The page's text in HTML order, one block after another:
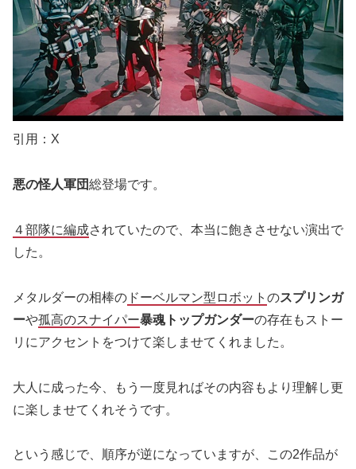
引用：X
悪の怪人軍団総登場です。
４部隊に編成されていたので、本当に飽きさせない演出で
した。
メタルダーの相棒の ドーベルマン型ロボット のスプリンガ
ーや孤高のスナイパー暴魂トップガンダーの存在もストー
リにアクセントをつけて楽しませてくれました。
大人に成った今、もう一度見ればその内容もより理解し更
に楽しませてくれそうです。
という感じで、順序が逆になっていますが、この2作品が